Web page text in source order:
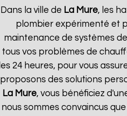
Dans la ville de La Mure, les
plombier expérimenté et
maintenance de systèmes
tous vos problèmes de
les 24 heures, pour vous
proposons des solutions
La Mure, vous bénéficiez
nous sommes convaincus